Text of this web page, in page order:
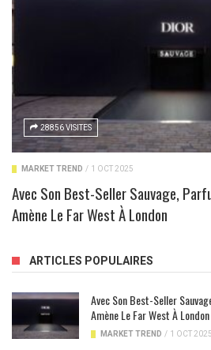
28856 VISITES
MARKET TREND / 1 OCT 2025
Avec Son Best-Seller Sauvage,
Amène Le Far West À London
ARTICLES POPULAIRES
Avec Son Best-Seller
Amène Le Far West À London
MARKET TREND / 1 OCT 2025